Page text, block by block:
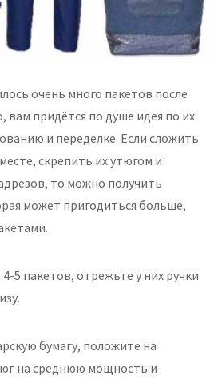
очень много пакетов после
вам придётся по душе идея по их
и переделке. Если сложить
скрепить их утюгом и
то можно получить
может пригодиться больше,
5 пакетов, отрежьте у них ручки
бумагу, положите на
на среднюю мощность и